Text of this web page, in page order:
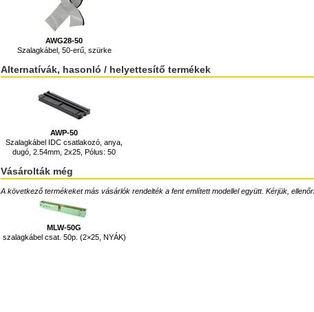
AWG28-50
Szalagkábel, 50-erű, szürke
Alternatívák, hasonló / helyettesítő termékek
AWP-50
Szalagkábel IDC csatlakozó, anya,
dugó, 2.54mm, 2x25, Pólus: 50
Vásárolták még
A következő termékeket más vásárlók rendelték a fent említett modellel együtt. Kérjük,
MLW-50G
szalagkábel csat. 50p. (2×25, NYÁK)